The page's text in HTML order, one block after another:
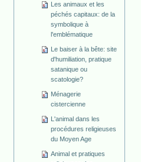
Les animaux et les
péchés capitaux: de la
symbolique à
l'emblématique
Le baiser à la bête: site
d'humiliation, pratique
satanique ou
scatologie?
Ménagerie
cistercienne
L'animal dans les
procédures religieuses
du Moyen Age
Animal et pratiques